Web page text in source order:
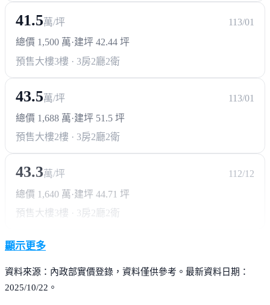
41.5萬/坪
113/01
總價 1,500 萬·建坪 42.44 坪
預售大樓3樓 · 3房2廳2衛
43.5萬/坪
113/01
總價 1,688 萬·建坪 51.5 坪
預售大樓2樓 · 3房2廳2衛
43.3萬/坪
112/12
總價 1,640 萬 ·建坪 44.71 坪
預售大樓 3樓 · 3房2廳2衛
顯示更多
資料來源：內政部實價登錄，資料僅供參考。最新資料日期：
2025/10/22。